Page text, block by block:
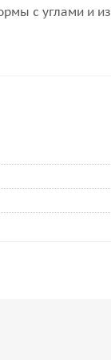
с углами и